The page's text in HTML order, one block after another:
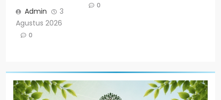
Admin
3
Agustus 2026
0
0